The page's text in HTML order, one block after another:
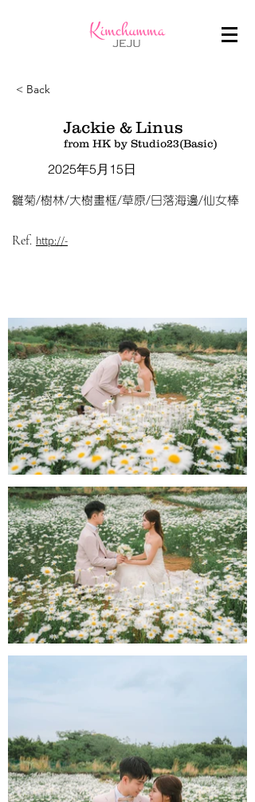
< Back
Jackie & Linus
from HK by Studio23(Basic)
2025年5月15日
雛菊/樹林/大樹畫框/草原/日落海邊/仙女棒
Ref. http://-